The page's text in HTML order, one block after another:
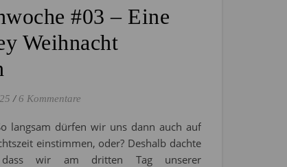
#03 – Eine
Weihnacht
/ 6 Kommentare
langsam dürfen wir uns dann auch auf
einstimmen, oder? Deshalb dachte
wir am dritten Tag unserer